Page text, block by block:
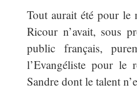
Tout aurait été pour le
Ricour n’avait, sous
public français,
l’Evangéliste pour le
Sandre dont le talent